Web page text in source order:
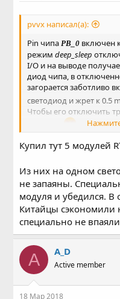
pvvx написал(а):
Pin чипаPB_0 включен
режимdeep_sleep
I/O и на выводе
диод чипа, в
загорается заботливо
светодиод и жрет к 0.5
Чтобы его отключить
Купил тут 5 модулей
Из них на одном
не запаяны.
модуля и убедился. В
Китайцы сэкономили
специально не
A A_D
Active member
18 Мар 2018